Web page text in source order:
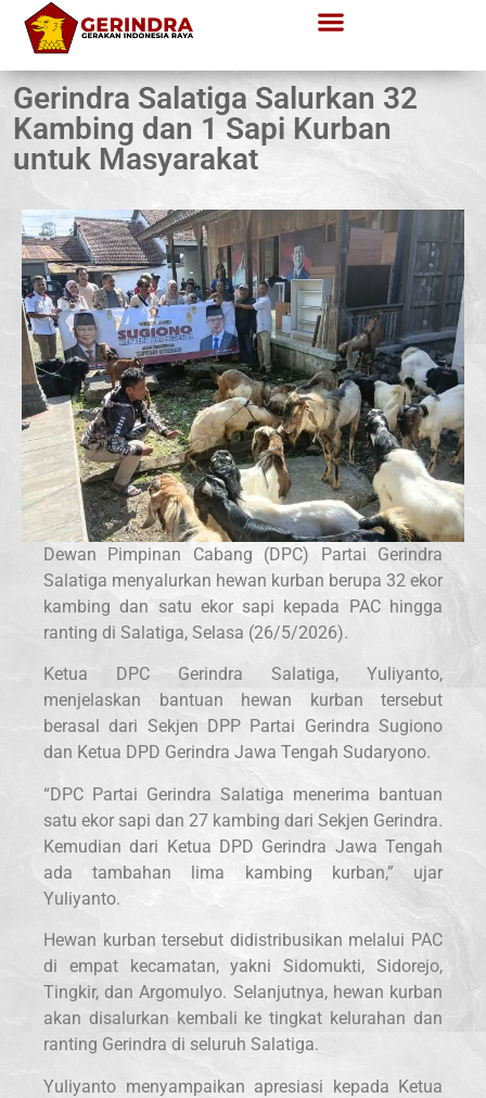
Gerindra Salatiga Salurkan 32
Kambing dan 1 Sapi Kurban
untuk Masyarakat
Dewan Pimpinan Cabang (DPC) Partai Gerindra
Salatiga menyalurkan hewan kurban berupa 32 ekor
kambing dan satu ekor sapi kepada PAC hingga
ranting di Salatiga, Selasa (26/5/2026).
Ketua DPC Gerindra Salatiga, Yuliyanto,
menjelaskan bantuan hewan kurban tersebut
berasal dari Sekjen DPP Partai Gerindra Sugiono
dan Ketua DPD Gerindra Jawa Tengah Sudaryono.
“DPC Partai Gerindra Salatiga menerima bantuan
satu ekor sapi dan 27 kambing dari Sekjen Gerindra.
Kemudian dari Ketua DPD Gerindra Jawa Tengah
ada tambahan lima kambing kurban,” ujar
Yuliyanto.
Hewan kurban tersebut didistribusikan melalui PAC
di empat kecamatan, yakni Sidomukti, Sidorejo,
Tingkir, dan Argomulyo. Selanjutnya, hewan kurban
akan disalurkan kembali ke tingkat kelurahan dan
ranting Gerindra di seluruh Salatiga.
Yuliyanto menyampaikan apresiasi kepada Ketua